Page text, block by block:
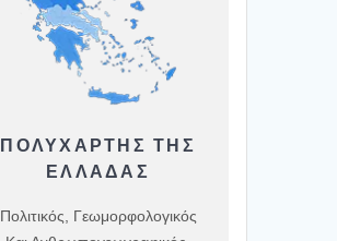
ΠΟΛΥΧΆΡΤΗΣ ΤΗΣ
ΕΛΛΆΔΑΣ
Πολιτικός, Γεωμορφολογικός